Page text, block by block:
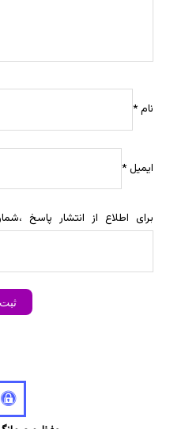
نام*
ایمیل*
برای اطلاع از انتشار پاسخ